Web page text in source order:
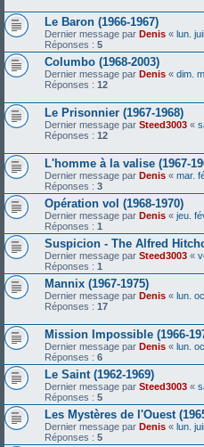
Le Baron (1966-1967)
Dernier message par Denis « lun.
Réponses : 5
Columbo (1968-2003)
Dernier message par Denis « dim.
Réponses : 12
Le Prisonnier (1967-1968)
Dernier message par Steed3003 «
Réponses : 12
L'homme à la valise (1967-
Dernier message par Denis « mar.
Réponses : 3
Opération vol (1968-1970)
Dernier message par Denis « jeu.
Réponses : 1
Suspicion - The Alfred
Dernier message par Steed3003 «
Réponses : 1
Mannix (1967-1975)
Dernier message par Denis « lun.
Réponses : 17
Mission Impossible (1966-
Dernier message par Denis « lun.
Réponses : 6
Le Saint (1962-1969)
Dernier message par Steed3003 «
Réponses : 5
Les Mystères de l'Ouest
Dernier message par Denis « lun.
Réponses : 5